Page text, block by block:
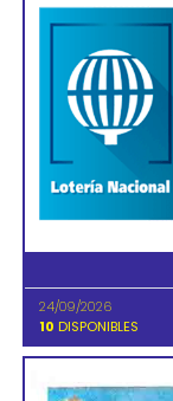
24/09/2026
10 DISPONIBLES